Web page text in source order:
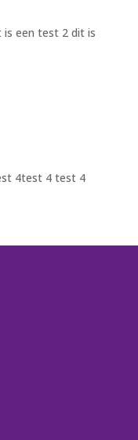
een test 2 dit is
4test 4 test 4